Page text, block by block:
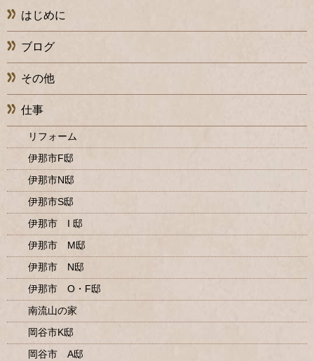
はじめに
ブログ
その他
仕事
リフォーム
伊那市F邸
伊那市N邸
伊那市S邸
伊那市 I 邸
伊那市 M邸
伊那市 N邸
伊那市 O・F邸
南流山の家
岡谷市K邸
岡谷市 A邸